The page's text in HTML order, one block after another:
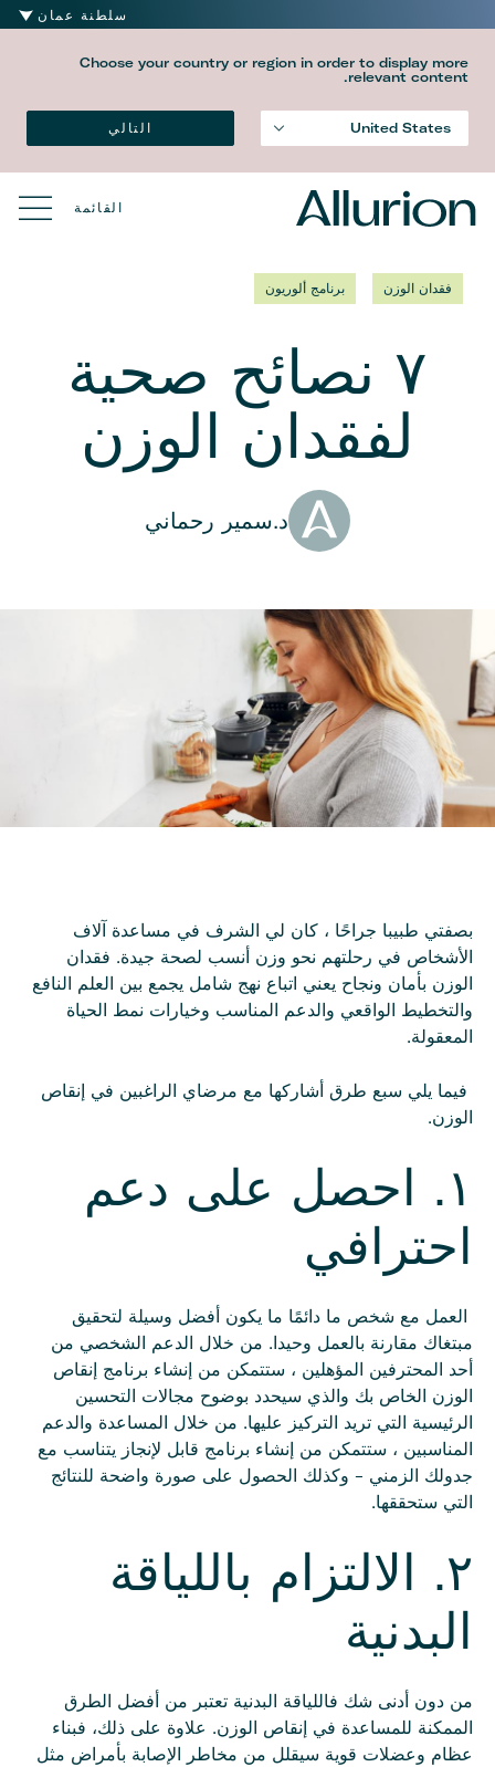
سلطنة عمان
Choose your country or region in order to display more
relevant content.
United States التالي
القائمة
فقدان الوزن برنامج ألوريون
٧ نصائح صحية
لفقدان الوزن
Author
د.سمير رحماني
بصفتي طبيبا جراحًا ، كان لي الشرف في مساعدة آلاف
الأشخاص في رحلتهم نحو وزن أنسب لصحة جيدة. فقدان
الوزن بأمان ونجاح يعني اتباع نهج شامل يجمع بين العلم النافع
والتخطيط الواقعي والدعم المناسب وخيارات نمط الحياة
المعقولة.
فيما يلي سبع طرق أشاركها مع مرضاي الراغبين في إنقاص
الوزن.
١. احصل على دعم
احترافي
العمل مع شخص ما دائمًا ما يكون أفضل وسيلة لتحقيق
مبتغاك مقارنة بالعمل وحيدا. من خلال الدعم الشخصي من
أحد المحترفين المؤهلين ، ستتمكن من إنشاء برنامج إنقاص
الوزن الخاص بك والذي سيحدد بوضوح مجالات التحسين
الرئيسية التي تريد التركيز عليها. من خلال المساعدة والدعم
المناسبين ، ستتمكن من إنشاء برنامج قابل لإنجاز يتناسب مع
جدولك الزمني - وكذلك الحصول على صورة واضحة للنتائج
التي ستحققها.
٢. الالتزام باللياقة
البدنية
من دون أدنى شك فاللياقة البدنية تعتبر من أفضل الطرق
الممكنة للمساعدة في إنقاص الوزن. علاوة على ذلك، فبناء
عظام وعضلات قوية سيقلل من مخاطر الإصابة بأمراض مثل